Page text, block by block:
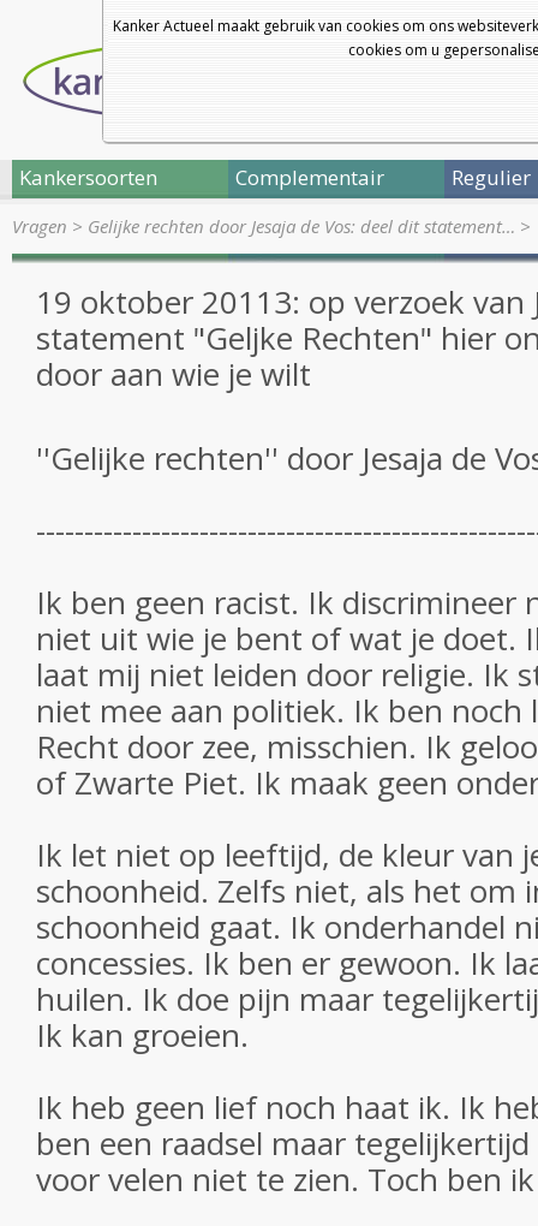
Kanker Actueel maakt gebruik van cookies om ons
cookies om u
Kankersoorten Complementair Regulier
Vragen > Gelijke rechten door Jesaja de Vos: deel dit statement… >
19 oktober 20113: op verzoek van
statement "Geljke Rechten" hier
door aan wie je wilt
''Gelijke rechten'' door Jesaja de
Ik ben geen racist. Ik discrimineer
niet uit wie je bent of wat je doet.
laat mij niet leiden door religie. Ik
niet mee aan politiek. Ik ben noch
Recht door zee, misschien. Ik
of Zwarte Piet. Ik maak geen
Ik let niet op leeftijd, de kleur van
schoonheid. Zelfs niet, als het om
schoonheid gaat. Ik onderhandel
concessies. Ik ben er gewoon. Ik
huilen. Ik doe pijn maar
Ik kan groeien.
Ik heb geen lief noch haat ik. Ik
ben een raadsel maar
voor velen niet te zien. Toch ben